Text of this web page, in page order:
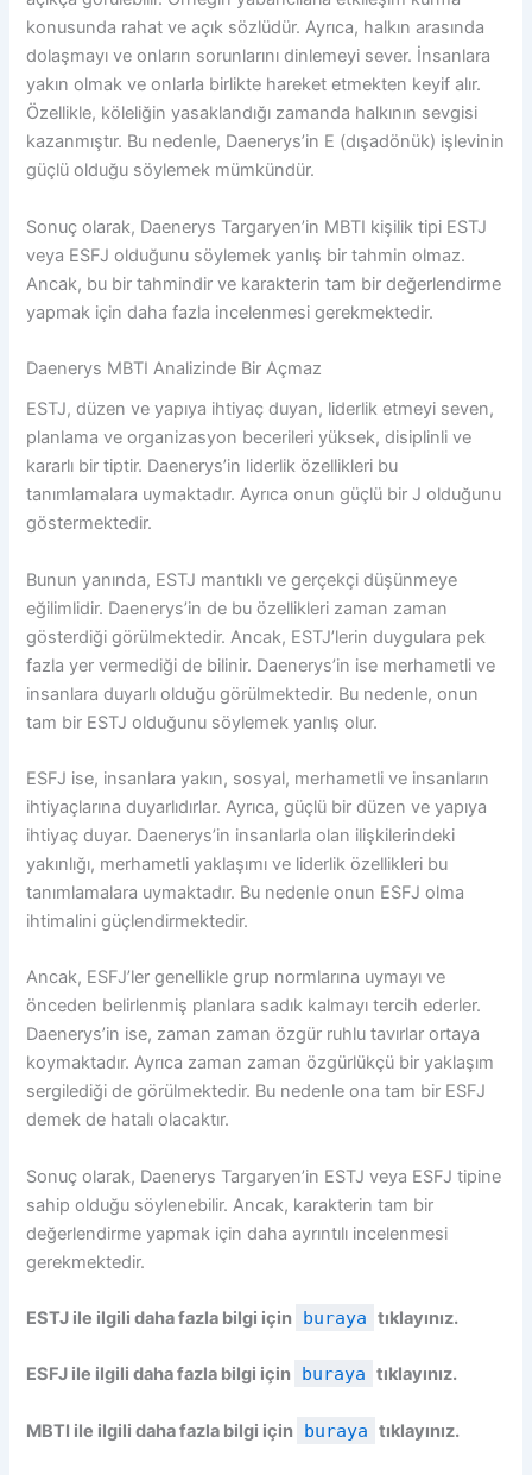
konusunda rahat ve açık sözlüdür. Ayrıca, halkın arasında
dolaşmayı ve onların sorunlarını dinlemeyi sever. İnsanlara
yakın olmak ve onlarla birlikte hareket etmekten keyif alır.
Özellikle, köleliğin yasaklandığı zamanda halkının sevgisi
kazanmıştır. Bu nedenle, Daenerys’in E (dışadönük) işlevinin
güçlü olduğu söylemek mümkündür.
Sonuç olarak, Daenerys Targaryen’in MBTI kişilik tipi ESTJ
veya ESFJ olduğunu söylemek yanlış bir tahmin olmaz.
Ancak, bu bir tahmindir ve karakterin tam bir değerlendirme
yapmak için daha fazla incelenmesi gerekmektedir.
Daenerys MBTI Analizinde Bir Açmaz
ESTJ, düzen ve yapıya ihtiyaç duyan, liderlik etmeyi seven,
planlama ve organizasyon becerileri yüksek, disiplinli ve
kararlı bir tiptir. Daenerys’in liderlik özellikleri bu
tanımlamalara uymaktadır. Ayrıca onun güçlü bir J olduğunu
göstermektedir.
Bunun yanında, ESTJ mantıklı ve gerçekçi düşünmeye
eğilimlidir. Daenerys’in de bu özellikleri zaman zaman
gösterdiği görülmektedir. Ancak, ESTJ’lerin duygulara pek
fazla yer vermediği de bilinir. Daenerys’in ise merhametli ve
insanlara duyarlı olduğu görülmektedir. Bu nedenle, onun
tam bir ESTJ olduğunu söylemek yanlış olur.
ESFJ ise, insanlara yakın, sosyal, merhametli ve insanların
ihtiyaçlarına duyarlıdırlar. Ayrıca, güçlü bir düzen ve yapıya
ihtiyaç duyar. Daenerys’in insanlarla olan ilişkilerindeki
yakınlığı, merhametli yaklaşımı ve liderlik özellikleri bu
tanımlamalara uymaktadır. Bu nedenle onun ESFJ olma
ihtimalini güçlendirmektedir.
Ancak, ESFJ’ler genellikle grup normlarına uymayı ve
önceden belirlenmiş planlara sadık kalmayı tercih ederler.
Daenerys’in ise, zaman zaman özgür ruhlu tavırlar ortaya
koymaktadır. Ayrıca zaman zaman özgürlükçü bir yaklaşım
sergilediği de görülmektedir. Bu nedenle ona tam bir ESFJ
demek de hatalı olacaktır.
Sonuç olarak, Daenerys Targaryen’in ESTJ veya ESFJ tipine
sahip olduğu söylenebilir. Ancak, karakterin tam bir
değerlendirme yapmak için daha ayrıntılı incelenmesi
gerekmektedir.
ESTJ ile ilgili daha fazla bilgi için buraya tıklayınız.
ESFJ ile ilgili daha fazla bilgi için buraya tıklayınız.
MBTI ile ilgili daha fazla bilgi için buraya tıklayınız.